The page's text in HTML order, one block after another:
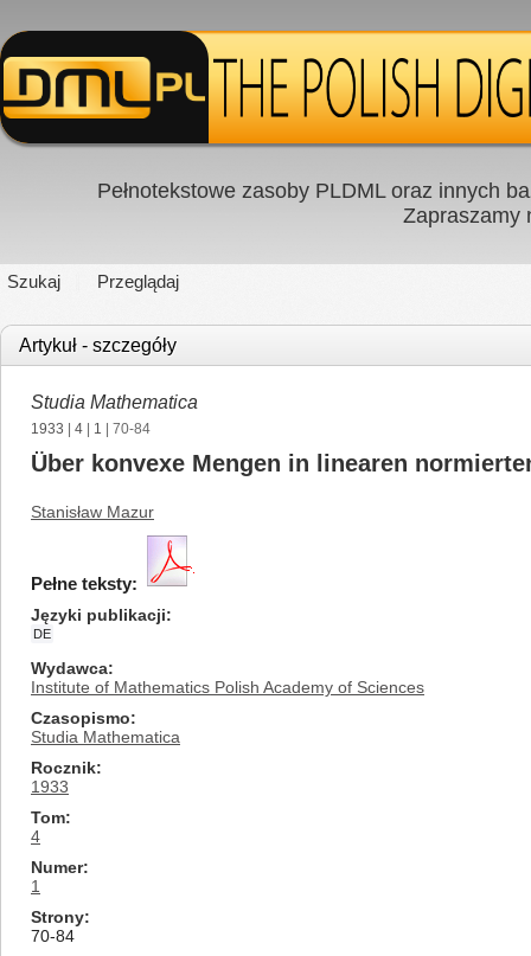
Pełnotekstowe zasoby PLDML oraz innych
Zapraszamy
Szukaj Przeglądaj
Artykuł - szczegóły
Studia Mathematica
1933 4 1 | 70-84
Über konvexe Mengen in linearen
Stanisław Mazur
Pełne teksty:
Języki publikacji
DE
Wydawca
Institute of Mathematics Polish Academy of Sciences
Czasopismo
Studia Mathematica
Rocznik
1933
Tom
4
Numer
1
Strony
70-84